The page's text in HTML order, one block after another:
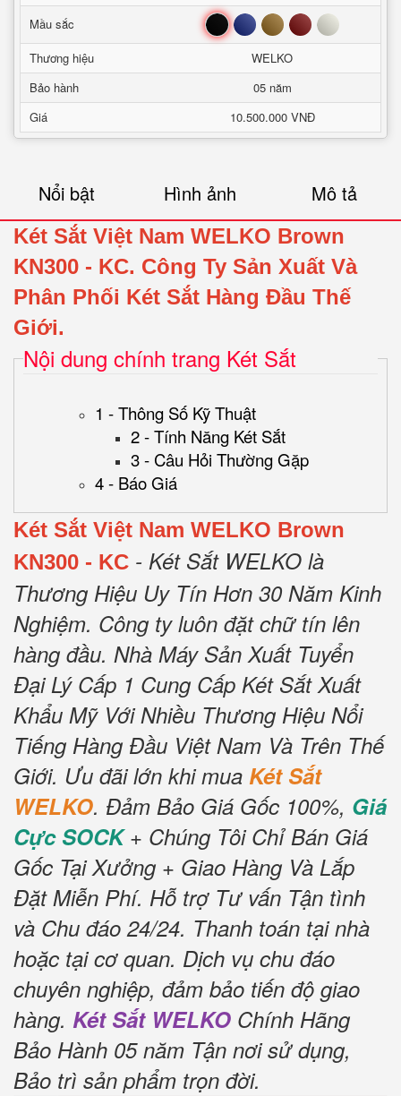
Mầu sắc Đen Xanh Nâu Đỏ Trắng
Thương hiệu
WELKO
Bảo hành
05 năm
Giá
10.500.000 VNĐ
Nổi bật Hình ảnh Mô tả
Két Sắt Việt Nam WELKO Brown
KN300 - KC. Công Ty Sản Xuất Và
Phân Phối Két Sắt Hàng Đầu Thế
Giới.
Nội dung chính trang Két Sắt
1 - Thông Số Kỹ Thuật
2 - Tính Năng Két Sắt
3 - Câu Hỏi Thường Gặp
4 - Báo Giá
Két Sắt Việt Nam WELKO Brown
KN300 - KC - Két Sắt WELKO là
Thương Hiệu Uy Tín Hơn 30 Năm Kinh
Nghiệm. Công ty luôn đặt chữ tín lên
hàng đầu. Nhà Máy Sản Xuất Tuyển
Đại Lý Cấp 1 Cung Cấp Két Sắt Xuất
Khẩu Mỹ Với Nhiều Thương Hiệu Nổi
Tiếng Hàng Đầu Việt Nam Và Trên Thế
Giới. Ưu đãi lớn khi mua Két Sắt
WELKO. Đảm Bảo Giá Gốc 100%, Giá
Cực SOCK+ Chúng Tôi Chỉ Bán Giá
Gốc Tại Xưởng + Giao Hàng Và Lắp
Đặt Miễn Phí. Hỗ trợ Tư vấn Tận tình
và Chu đáo 24/24. Thanh toán tại nhà
hoặc tại cơ quan. Dịch vụ chu đáo
chuyên nghiệp, đảm bảo tiến độ giao
hàng. Két Sắt WELKO Chính Hãng
Bảo Hành 05 năm Tận nơi sử dụng,
Bảo trì sản phẩm trọn đời.